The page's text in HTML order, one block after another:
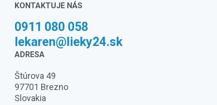
KONTAKTUJE NÁS
0911 080 058
lekaren@lieky24.sk
ADRESA
Štúrova 49
97701 Brezno
Slovakia